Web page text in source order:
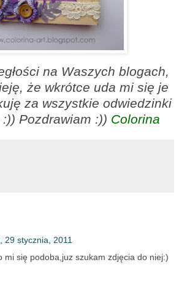
na Waszych blogach,
że wkrótce uda mi się je
za wszystkie odwiedzinki
Pozdrawiam :)) Colorina
29 stycznia, 2011
mi się podoba,juz szukam zdjęcia do niej:)